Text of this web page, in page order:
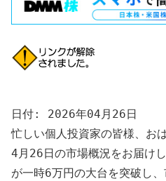
日付: 2026年04月26日
忙しい個人投資家の皆様、お
4月26日の市場概況をお届け
が一時6万円の大台を突破し、